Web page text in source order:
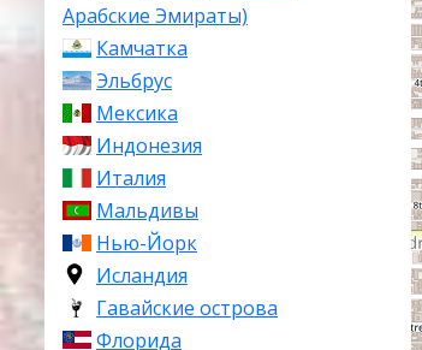
Арабские Эмираты)
Камчатка
Эльбрус
Мексика
Индонезия
Италия
Мальдивы
Нью-Йорк
Исландия
Гавайские острова
Флорида